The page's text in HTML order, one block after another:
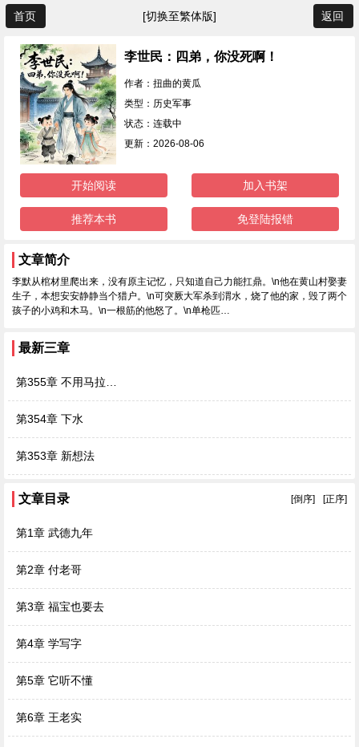
首页 [切换至繁体版] 返回
李世民：四弟，你没死啊！
作者：扭曲的黄瓜
类型：历史军事
状态：连载中
更新：2026-08-06
开始阅读 加入书架
推荐本书 免登陆报错
文章简介
李默从棺材里爬出来，没有原主记忆，只知道自己力能扛鼎。\n他在黄山村娶妻
生子，本想安安静静当个猎户。\n可突厥大军杀到渭水，烧了他的家，毁了两个
孩子的小鸡和木马。\n一根筋的他怒了。\n单枪匹…
最新三章
第355章 不用马拉…
第354章 下水
第353章 新想法
文章目录 [正序]
[倒序]
第1章 武德九年
第2章 付老哥
第3章 福宝也要去
第4章 学写字
第5章 它听不懂
第6章 王老实